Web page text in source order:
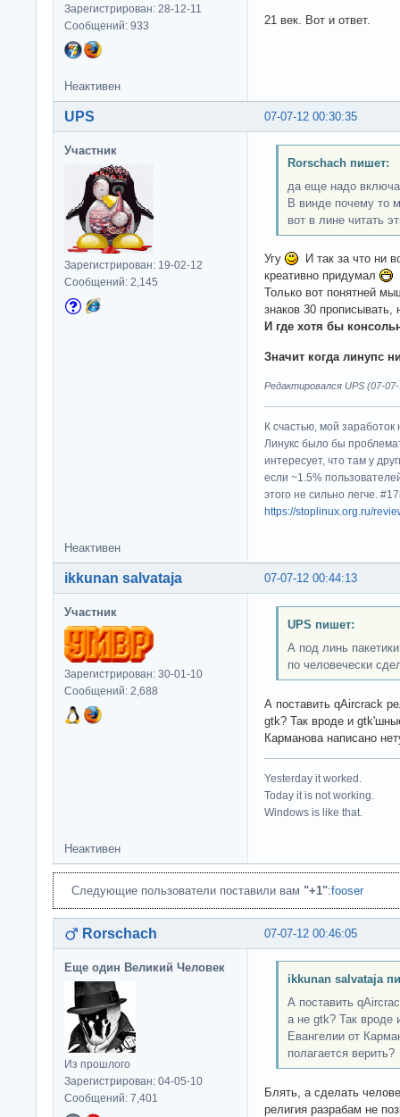
Зарегистрирован: 28-12-11
Сообщений: 933
21 век. Вот и ответ.
Неактивен
07-07-12 00:30:35
UPS
Участник
Зарегистрирован: 19-02-12
Сообщений: 2,145
Rorschach пишет:
да еще надо
В винде почему то
вот в лине читать
Угу
И так за что ни
креативно придумал
Только вот понятней
знаков 30 прописывать,
И где хотя бы
Значит когда линупс
Редактировался UPS (07-
К счастью, мой
Линукс было бы
интересует, что там у
если ~1.5%
этого не сильно легче.
https://stoplinux.org.ru/
Неактивен
07-07-12 00:44:13
ikkunan salvataja
Участник
Зарегистрирован: 30-01-10
Сообщений: 2,688
UPS пишет:
А под линь
по человечески
А поставить qAircrack
gtk? Так вроде и
Карманова написано
Yesterday it worked.
Today it is not working.
Windows is like that.
Неактивен
Следующие пользователи поставили вам "+1":fooser
07-07-12 00:46:05
Rorschach
Еще один Великий Человек
Из прошлого
Зарегистрирован: 04-05-10
Сообщений: 7,401
ikkunan salvataja
А поставить
а не gtk? Так
Евангелии от
полагается верить?
Блять, а сделать
религия разрабам не